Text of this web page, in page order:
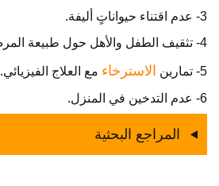
3- عدم اقتناء حيواناتٍ أليفة.
4- تثقيف الطفل والأهل حول طبيعة المرض.
5- تمارين الاسترخاء مع العلاج الفيزيائي.
6- عدم التدخين في المنزل.
المراجع البحثية